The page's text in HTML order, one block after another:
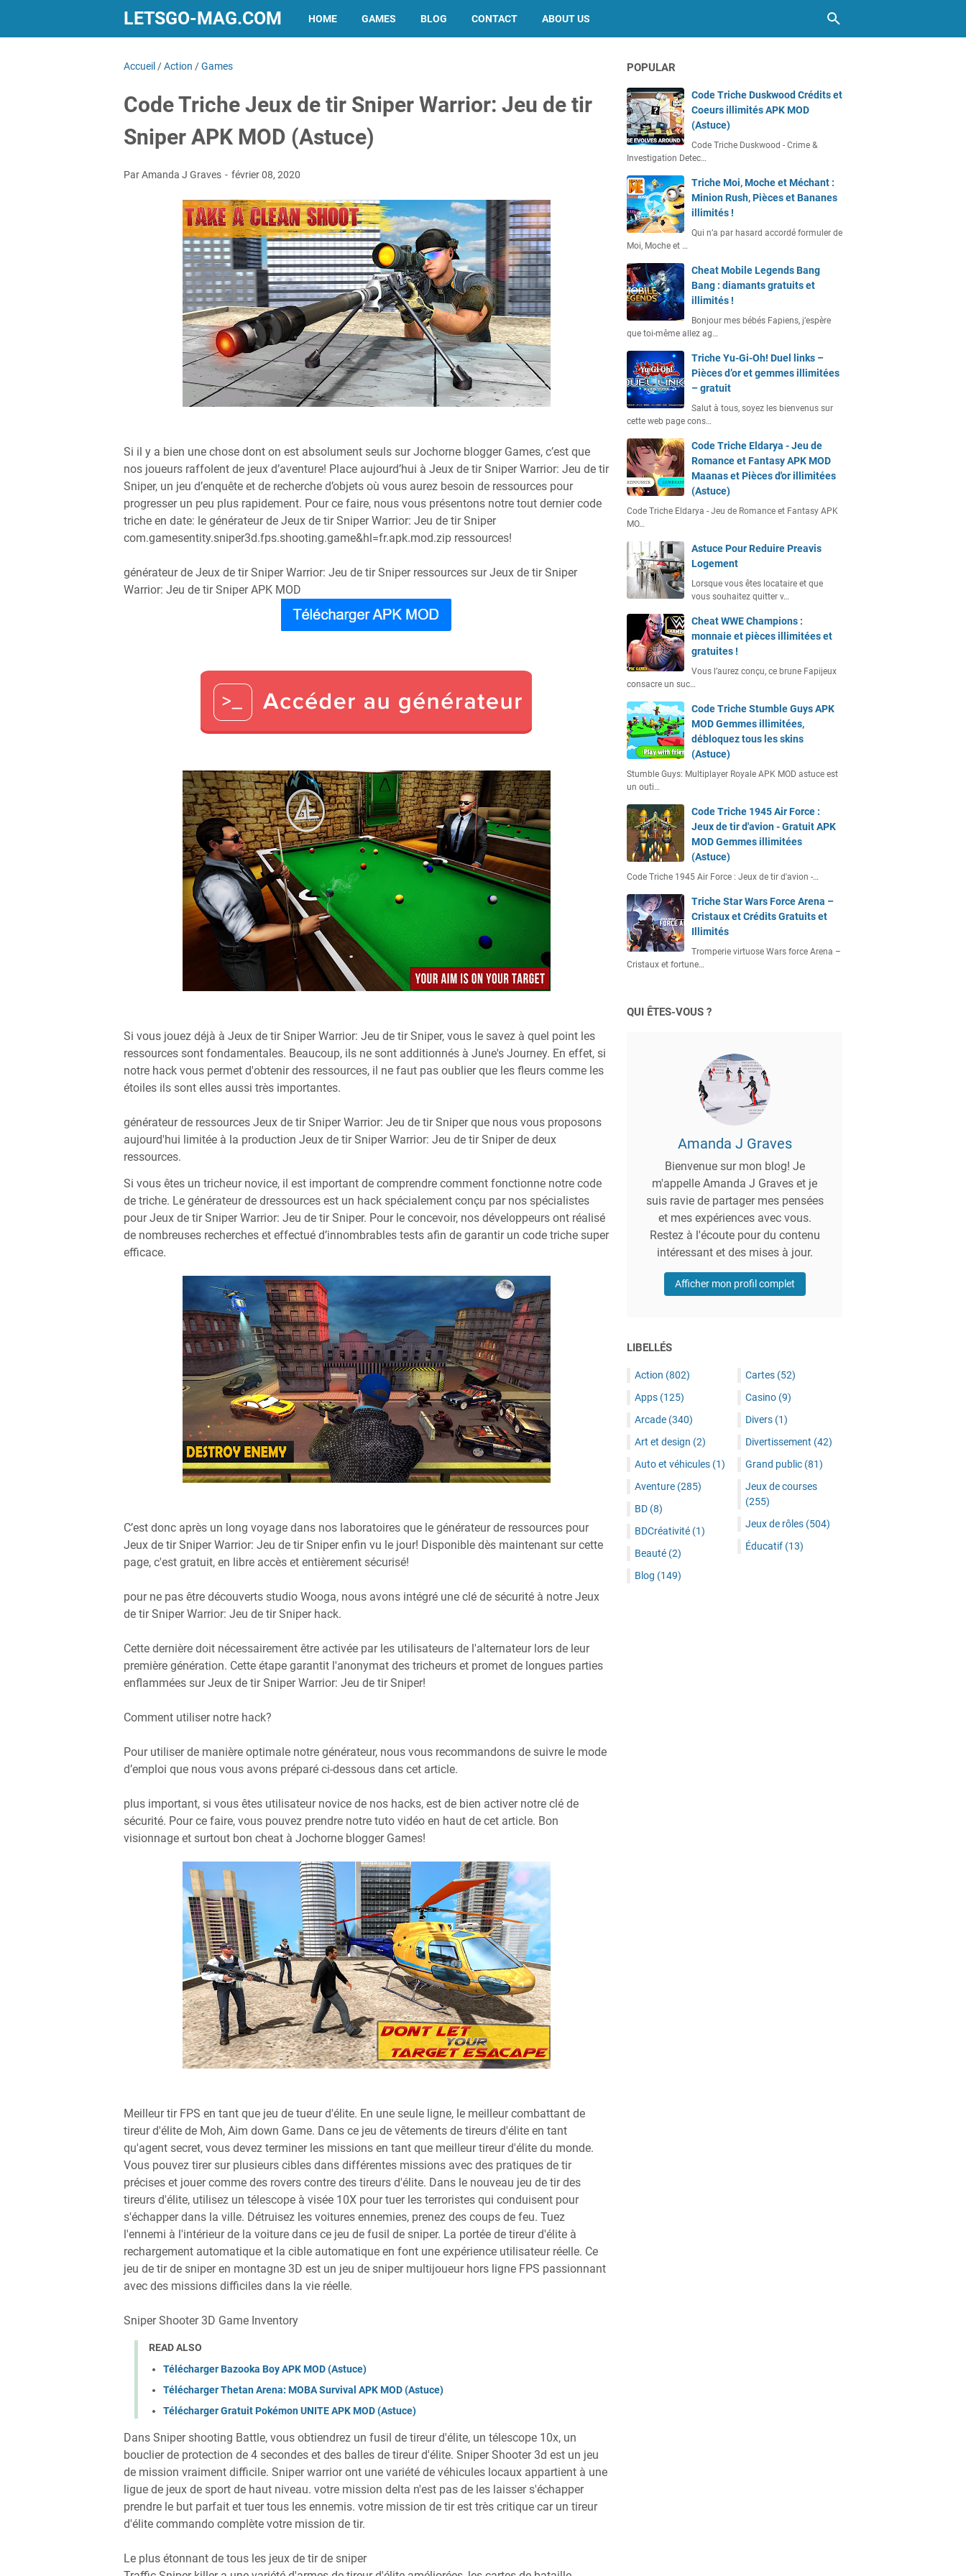
LETSGO-MAG.COM HOME GAMES BLOG CONTACT ABOUT US
Accueil /Action /Games
Code Triche Jeux de tir Sniper Warrior: Jeu de tir
Sniper APK MOD (Astuce)
Par Amanda J Graves février 08, 2020
Si il y a bien une chose dont on est absolument seuls sur Jochorne blogger Games, c’est que
nos joueurs raffolent de jeux d’aventure! Place aujourd’hui à Jeux de tir Sniper Warrior: Jeu de tir
Sniper, un jeu d’enquête et de recherche d’objets où vous aurez besoin de ressources pour
progresser un peu plus rapidement. Pour ce faire, nous vous présentons notre tout dernier code
triche en date: le générateur de Jeux de tir Sniper Warrior: Jeu de tir Sniper
com.gamesentity.sniper3d.fps.shooting.game&hl=fr.apk.mod.zip ressources!
générateur de Jeux de tir Sniper Warrior: Jeu de tir Sniper ressources sur Jeux de tir Sniper
Warrior: Jeu de tir Sniper APK MOD
Si vous jouez déjà à Jeux de tir Sniper Warrior: Jeu de tir Sniper, vous le savez à quel point les
ressources sont fondamentales. Beaucoup, ils ne sont additionnés à June's Journey. En effet, si
notre hack vous permet d'obtenir des ressources, il ne faut pas oublier que les fleurs comme les
étoiles ils sont elles aussi très importantes.
générateur de ressources Jeux de tir Sniper Warrior: Jeu de tir Sniper que nous vous proposons
aujourd'hui limitée à la production Jeux de tir Sniper Warrior: Jeu de tir Sniper de deux
ressources.
Si vous êtes un tricheur novice, il est important de comprendre comment fonctionne notre code
de triche. Le générateur de dressources est un hack spécialement conçu par nos spécialistes
pour Jeux de tir Sniper Warrior: Jeu de tir Sniper. Pour le concevoir, nos développeurs ont réalisé
de nombreuses recherches et effectué d’innombrables tests afin de garantir un code triche super
efficace.
C’est donc après un long voyage dans nos laboratoires que le générateur de ressources pour
Jeux de tir Sniper Warrior: Jeu de tir Sniper enfin vu le jour! Disponible dès maintenant sur cette
page, c'est gratuit, en libre accès et entièrement sécurisé!
pour ne pas être découverts studio Wooga, nous avons intégré une clé de sécurité à notre Jeux
de tir Sniper Warrior: Jeu de tir Sniper hack.
Cette dernière doit nécessairement être activée par les utilisateurs de l'alternateur lors de leur
première génération. Cette étape garantit l'anonymat des tricheurs et promet de longues parties
enflammées sur Jeux de tir Sniper Warrior: Jeu de tir Sniper!
Comment utiliser notre hack?
Pour utiliser de manière optimale notre générateur, nous vous recommandons de suivre le mode
d’emploi que nous vous avons préparé ci-dessous dans cet article.
plus important, si vous êtes utilisateur novice de nos hacks, est de bien activer notre clé de
sécurité. Pour ce faire, vous pouvez prendre notre tuto vidéo en haut de cet article. Bon
visionnage et surtout bon cheat à Jochorne blogger Games!
Meilleur tir FPS en tant que jeu de tueur d'élite. En une seule ligne, le meilleur combattant de
tireur d'élite de Moh, Aim down Game. Dans ce jeu de vêtements de tireurs d'élite en tant
qu'agent secret, vous devez terminer les missions en tant que meilleur tireur d'élite du monde.
Vous pouvez tirer sur plusieurs cibles dans différentes missions avec des pratiques de tir
précises et jouer comme des rovers contre des tireurs d'élite. Dans le nouveau jeu de tir des
tireurs d'élite, utilisez un télescope à visée 10X pour tuer les terroristes qui conduisent pour
s'échapper dans la ville. Détruisez les voitures ennemies, prenez des coups de feu. Tuez
l'ennemi à l'intérieur de la voiture dans ce jeu de fusil de sniper. La portée de tireur d'élite à
rechargement automatique et la cible automatique en font une expérience utilisateur réelle. Ce
jeu de tir de sniper en montagne 3D est un jeu de sniper multijoueur hors ligne FPS passionnant
avec des missions difficiles dans la vie réelle.
Sniper Shooter 3D Game Inventory
READ ALSO
Télécharger Bazooka Boy APK MOD (Astuce)
Télécharger Thetan Arena: MOBA Survival APK MOD (Astuce)
Télécharger Gratuit Pokémon UNITE APK MOD (Astuce)
Dans Sniper shooting Battle, vous obtiendrez un fusil de tireur d'élite, un télescope 10x, un
bouclier de protection de 4 secondes et des balles de tireur d'élite. Sniper Shooter 3d est un jeu
de mission vraiment difficile. Sniper warrior ont une variété de véhicules locaux appartient à une
ligue de jeux de sport de haut niveau. votre mission delta n'est pas de les laisser s'échapper
prendre le but parfait et tuer tous les ennemis. votre mission de tir est très critique car un tireur
d'élite commando complète votre mission de tir.
Le plus étonnant de tous les jeux de tir de sniper
POPULAR
Code Triche Duskwood Crédits et
Coeurs illimités APK MOD
(Astuce)
Code Triche Duskwood - Crime &
Investigation Detec…
Triche Moi, Moche et Méchant :
Minion Rush, Pièces et Bananes
illimités !
Qui n’a par hasard accordé formuler de
Moi, Moche et …
Cheat Mobile Legends Bang
Bang : diamants gratuits et
illimités !
Bonjour mes bébés Fapiens, j’espère
que toi-même allez ag…
Triche Yu-Gi-Oh! Duel links –
Pièces d’or et gemmes illimitées
– gratuit
Salut à tous, soyez les bienvenus sur
cette web page cons…
Code Triche Eldarya - Jeu de
Romance et Fantasy APK MOD
Maanas et Pièces d'or illimitées
(Astuce)
Code Triche Eldarya - Jeu de Romance et Fantasy APK
MO…
Astuce Pour Reduire Preavis
Logement
Lorsque vous êtes locataire et que
vous souhaitez quitter v…
Cheat WWE Champions :
monnaie et pièces illimitées et
gratuites !
Vous l’aurez conçu, ce brune Fapijeux
consacre un suc…
Code Triche Stumble Guys APK
MOD Gemmes illimitées,
débloquez tous les skins
(Astuce)
Stumble Guys: Multiplayer Royale APK MOD astuce est
un outi…
Code Triche 1945 Air Force :
Jeux de tir d'avion - Gratuit APK
MOD Gemmes illimitées
(Astuce)
Code Triche 1945 Air Force : Jeux de tir d'avion -…
Triche Star Wars Force Arena –
Cristaux et Crédits Gratuits et
Illimités
Tromperie virtuose Wars force Arena –
Cristaux et fortune…
QUI ÊTES-VOUS ?
Amanda J Graves
Bienvenue sur mon blog! Je
m'appelle Amanda J Graves et je
suis ravie de partager mes pensées
et mes expériences avec vous.
Restez à l'écoute pour du contenu
intéressant et des mises à jour.
Afficher mon profil complet
LIBELLÉS
Action (802)
Apps (125)
Arcade (340)
Art et design (2)
Auto et véhicules (1)
Aventure (285)
BD (8)
BDCréativité (1)
Beauté (2)
Blog (149)
Cartes (52)
Casino (9)
Divers (1)
Divertissement (42)
Grand public (81)
Jeux de courses
(255)
Jeux de rôles (504)
Éducatif (13)